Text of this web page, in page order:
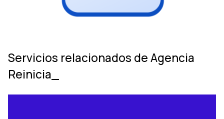
Servicios relacionados de Agencia
Reinicia_